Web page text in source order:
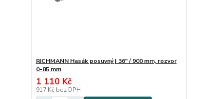
RICHMANN Hasák posuvný | 36" / 900 mm, rozvor
0-85 mm
1 110 Kč
917 Kč bez DPH